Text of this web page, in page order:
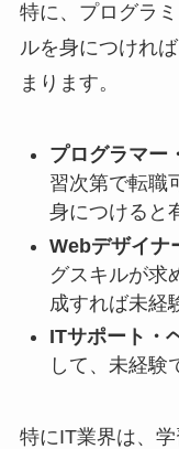
特に、プログラ
ルを身につけれ
まります。
プログラマー
習次第で転職
身につけると
Webデザイナ
グスキルが求
成すれば未経
ITサポート・
して、未経験
特にIT業界は、